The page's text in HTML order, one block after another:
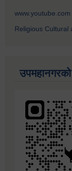
www.youtube.com
Religious Cultural